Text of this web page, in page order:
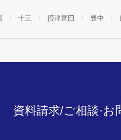
十三 摂津富田 豊中
資料請求/ご相談·お